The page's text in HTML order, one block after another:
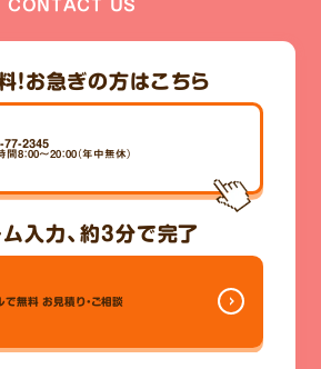
CONTACT US
！お急ぎの方はこちら
77-2345
8：00～20：00（年中無休）
入力、 約3分で完了
で無料 お見積り・ご相談